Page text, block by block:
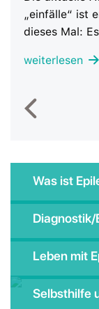
„einfälle“ ist
dieses Mal:
weiterlesen
Was ist
Diagnostik/
Leben mit
Selbsthilfe